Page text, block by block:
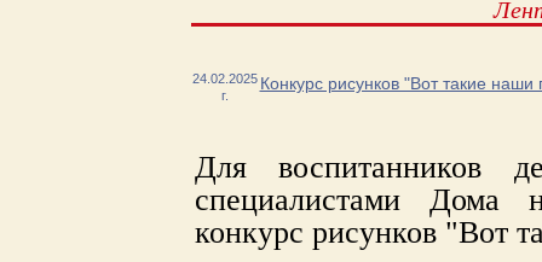
24.02.2025
г.
Конкурс рисунков "Вот такие наши
Для
специалистами Дома
конкурс рисунков "Вот